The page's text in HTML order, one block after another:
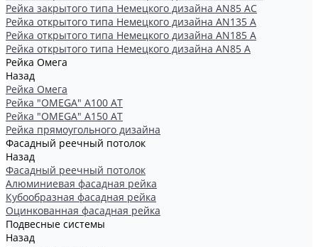
Рейка закрытого типа Немецкого дизайна АN85 АС
Рейка открытого типа Немецкого дизайна АN135 А
Рейка открытого типа Немецкого дизайна АN185 А
Рейка открытого типа Немецкого дизайна АN85 А
Рейка Омега
Назад
Рейка Омега
Рейка "OMEGA" А100 АТ
Рейка "OMEGA" А150 АТ
Рейка прямоугольного дизайна
Фасадный реечный потолок
Назад
Фасадный реечный потолок
Алюминиевая фасадная рейка
Кубообразная фасадная рейка
Оцинкованная фасадная рейка
Подвесные системы
Назад